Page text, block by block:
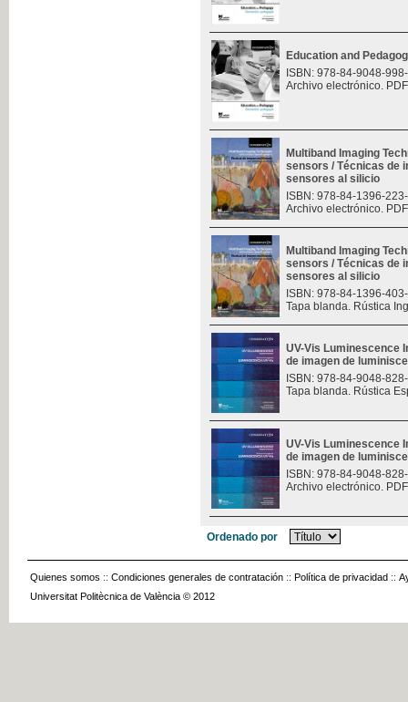
Education and
ISBN: 978-84-9048-
Archivo electrónico.
Multiband Imaging
sensors / Técnicas de
sensores al silicio
ISBN: 978-84-1396-
Archivo electrónico.
Multiband Imaging
sensors / Técnicas de
sensores al silicio
ISBN: 978-84-1396-
Tapa blanda. Rústica
UV-Vis Luminescence
de imagen de
ISBN: 978-84-9048-
Tapa blanda. Rústica
UV-Vis Luminescence
de imagen de
ISBN: 978-84-9048-
Archivo electrónico.
Ordenado por
Quienes somos :: Condiciones generales de contratación :: Política de privacidad ::
Universitat Politècnica de València © 2012